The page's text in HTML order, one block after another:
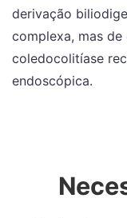
derivação
complexa, mas
coledocolitíase
endoscópica.